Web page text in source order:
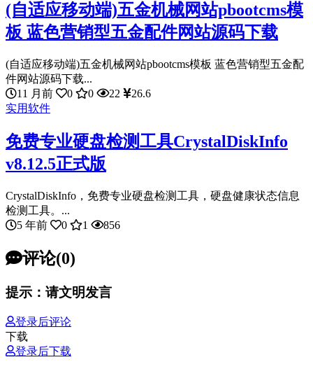
(自适应移动端)五金机械网站pbootcms模
板 蓝色营销型五金配件网站源码下载
(自适应移动端)五金机械网站pbootcms模板 蓝色营销型五金配
件网站源码下载...
11 月前
0 0 22
26.6
实用软件
免费专业硬盘检测工具CrystalDiskInfo
v8.12.5正式版
CrystalDiskInfo，免费专业硬盘检测工具，硬盘健康状态信息
检测工具。...
5 年前
0 1 856
评论(0)
提示：请文明发言
登录后评论
下载
登录后下载